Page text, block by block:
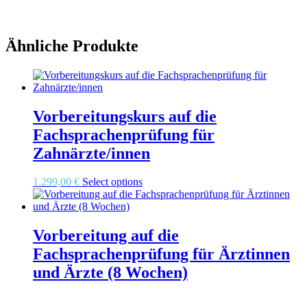
Ähnliche Produkte
Vorbereitungskurs auf die
Fachsprachenprüfung für
Zahnärzte/innen
1.299,00 € Select options
Vorbereitung auf die
Fachsprachenprüfung für Ärztinnen
und Ärzte (8 Wochen)